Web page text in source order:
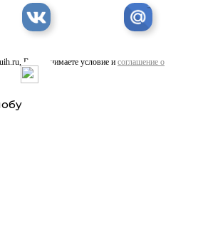
Вы принимаете условие и соглашение о